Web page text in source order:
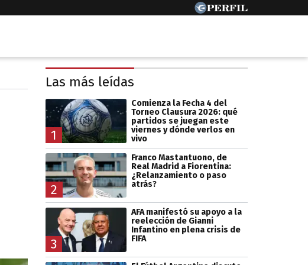
Las más leídas
1
Comienza la Fecha 4 del
Torneo Clausura 2026: qué
partidos se juegan este
viernes y dónde verlos en
vivo
2
Franco Mastantuono, de
Real Madrid a Fiorentina:
¿Relanzamiento o paso
atrás?
3
AFA manifestó su apoyo a la
reelección de Gianni
Infantino en plena crisis de
FIFA